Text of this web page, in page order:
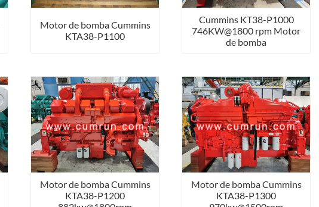
Motor de bomba Cummins
KTA38-P1100
Cummins KT38-P1000
746KW@1800 rpm Motor
de bomba
Motor de bomba Cummins
KTA38-P1200
Motor de bomba Cummins
KTA38-P1300